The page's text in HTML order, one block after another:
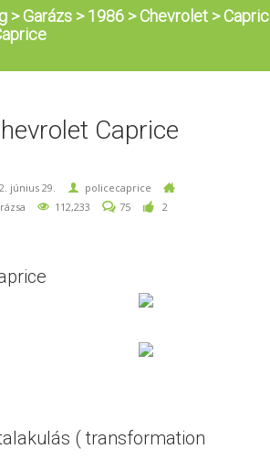
>Garázs >1986 >Chevrolet >
Caprice
június 29.
policecaprice
112,233 75 2
( transformation